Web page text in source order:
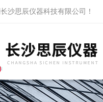
长沙思辰仪器科技有限公司 ！